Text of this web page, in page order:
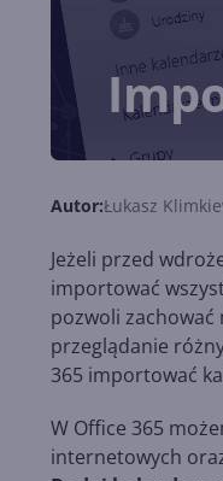
Autor:Łukasz
Jeżeli przed
importować
pozwoli
przeglądanie
365 importować
W Office 365
internetowych